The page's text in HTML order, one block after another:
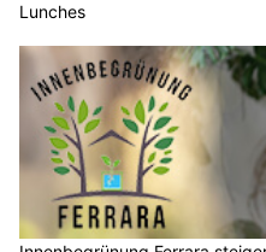
Lunches